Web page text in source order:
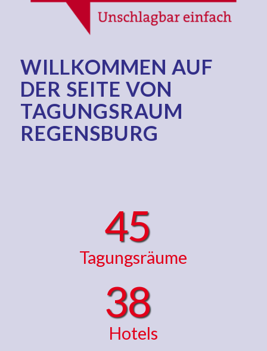
WILLKOMMEN AUF
DER SEITE VON
TAGUNGSRAUM
REGENSBURG
45
Tagungsräume
38
Hotels